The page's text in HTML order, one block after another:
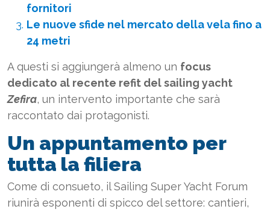
fornitori
Le nuove sfide nel mercato della vela fino a
24 metri
A questi si aggiungerà almeno un focus
dedicato al recente refit del sailing yacht
Zefira, un intervento importante che sarà
raccontato dai protagonisti.
Un appuntamento per
tutta la filiera
Come di consueto, il Sailing Super Yacht Forum
riunirà esponenti di spicco del settore: cantieri,